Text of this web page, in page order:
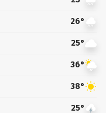
26°
25°
36°
38°
25°